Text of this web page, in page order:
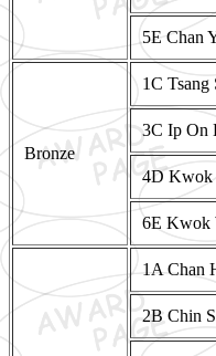
5E Chan
Bronze
1C Tsang
3C Ip On
4D Kwok
6E Kwok
1A Chan
2B Chin